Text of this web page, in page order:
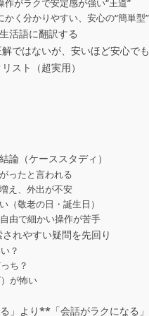
がラクで安定感が強い“王道”
く分かりやすい、安心の“簡単型”
活語に翻訳する
ではないが、安いほど安心で
スト（超実用）
論（ケーススタディ）
ったと言われる
え、外出が不安
（敬老の日・誕生日）
由で細かい操作が苦手
れやすい疑問を先回り
？
ち？
が怖い
」より**「会話がラクになる